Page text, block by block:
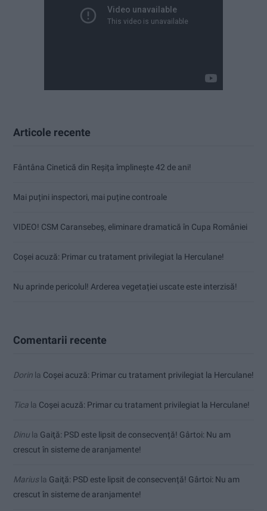
Articole recente
Fântâna Cinetică din Reșița împlinește 42 de ani!
Mai puțini inspectori, mai puține controale
VIDEO! CSM Caransebeș, eliminare dramatică în Cupa României
Coșei acuză: Primar cu tratament privilegiat la Herculane!
Nu aprinde pericolul! Arderea vegetației uscate este interzisă!
Comentarii recente
Dorin la Coșei acuză: Primar cu tratament privilegiat la Herculane!
Tica la Coșei acuză: Primar cu tratament privilegiat la Herculane!
Dinu la Gaiţă: PSD este lipsit de consecvență! Gârtoi: Nu am
crescut în sisteme de aranjamente!
Mariusla Gaiţă: PSD este lipsit de consecvență! Gârtoi: Nu am
crescut în sisteme de aranjamente!